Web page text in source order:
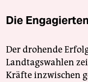
Die
Der drohende
Landtagswahlen
Kräfte inzwischen